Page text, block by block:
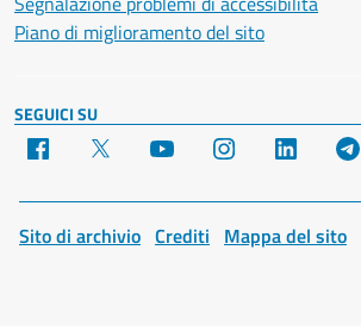
Piano di miglioramento del sito
SEGUICI SU
Facebook YouTube Instagram LinkedIn
Sito di archivio Crediti Mappa del sito